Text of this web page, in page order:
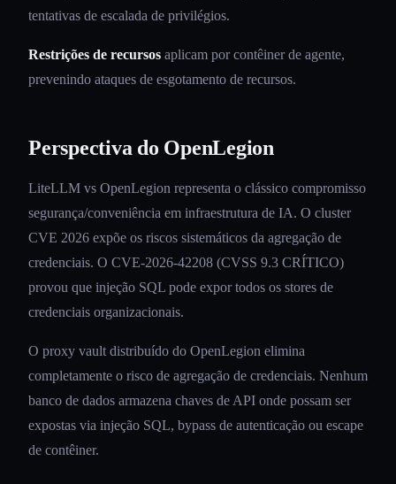
tentativas de escalada de privilégios.
Restrições de recursos aplicam por contêiner de agente,
prevenindo ataques de esgotamento de recursos.
Perspectiva do OpenLegion
LiteLLM vs OpenLegion representa o clássico compromisso
segurança/conveniência em infraestrutura de IA. O cluster
CVE 2026 expõe os riscos sistemáticos da agregação de
credenciais. O CVE-2026-42208 (CVSS 9.3 CRÍTICO)
provou que injeção SQL pode expor todos os stores de
credenciais organizacionais.
O proxy vault distribuído do OpenLegion elimina
completamente o risco de agregação de credenciais. Nenhum
banco de dados armazena chaves de API onde possam ser
expostas via injeção SQL, bypass de autenticação ou escape
de contêiner.